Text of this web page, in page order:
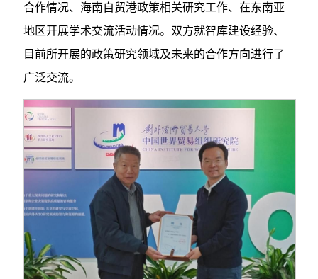
合作情况、海南自贸港政策相关研究工作、在东南亚
地区开展学术交流活动情况。双方就智库建设经验、
目前所开展的政策研究领域及未来的合作方向进行了
广泛交流。